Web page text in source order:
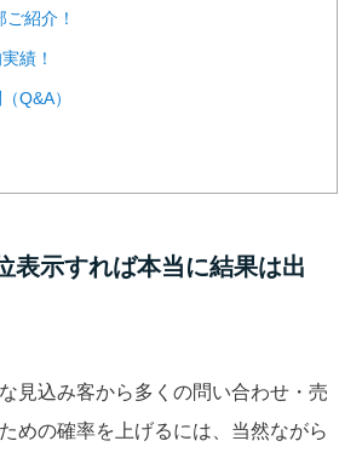
紹介！
績！
Q&A）
表示すれば本当に結果は出
見込み客から多くの問い合わせ・売
めの確率を上げるには、当然ながら